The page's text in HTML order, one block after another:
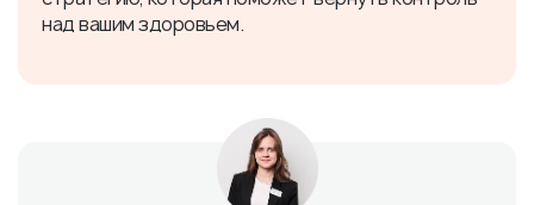
над вашим здоровьем.